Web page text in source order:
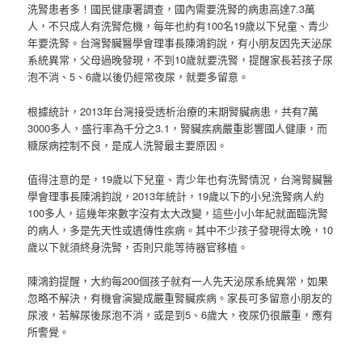
洗腎患者多！國民健康署調查，國內需要洗腎的病患高達7.3萬
人，不只成人有洗腎危機，每年也約有100名19歲以下兒童、青少
年要洗腎。台灣腎臟醫學會理事長陳鴻鈞說，有小朋友因先天泌尿
系統異常，父母過晚發現，不到10歲就要洗腎，提醒家長若孩子尿
泡不消、5、6歲以後仍經常夜尿，就要多留意。
根據統計，2013年台灣接受透析治療的末期腎臟病患，共有7萬
3000多人，盛行率為千分之3.1，腎臟疾病嚴重影響國人健康，而
糖尿病控制不良，是成人洗腎最主要原因。
值得注意的是，19歲以下兒童、青少年也有洗腎情況，台灣腎臟醫
學會理事長陳鴻鈞說，2013年統計，19歲以下的小兒洗腎病人約
100多人，這幾年來數字沒有太大改變，這些小小年紀就面臨洗腎
的病人，多是先天性或遺傳性疾病。其中不少孩子發現得太晚，10
歲以下就須終身洗腎，否則只能等待器官移植。
陳鴻鈞提醒，大約每200個孩子就有一人先天泌尿系統異常，如果
忽略不解決，有機會演變成嚴重腎臟疾病。家長可多留意小朋友的
尿液，若解尿後尿泡不消，或是到5、6歲大，夜尿仍很嚴重，應有
所警覺。